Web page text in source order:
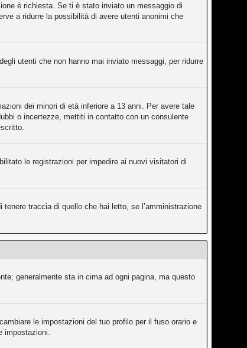
è richiesta. Se ti è stato inviato un messaggio di
a ridurre la possibilità di avere utenti anonimi che
utenti che non hanno mai inviato messaggi, per ridurre
dei minori di età inferiore a 13 anni. Per avere tale
o incertezze, mettiti in contatto con un consulente
le registrazioni per impedire ai nuovi visitatori di
traccia di quello che hai letto, se l’amministrazione
generalmente sta in cima ad ogni pagina, ma questo
le impostazioni del tuo profilo per il fuso orario e
impostazioni.